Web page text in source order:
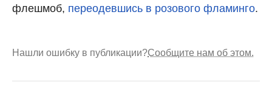
флешмоб, переодевшись в розового фламинго.
Нашли ошибку в публикации?Сообщите нам об этом.